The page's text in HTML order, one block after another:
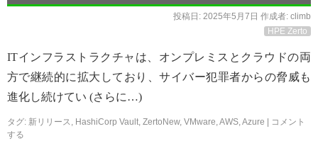
投稿日: 2025年5月7日 作成者: climb
HPE Zerto
ITインフラストラクチャは、オンプレミスとクラウドの両
方で継続的に拡大しており、サイバー犯罪者からの脅威も
進化し続けてい (さらに…)
タグ: 新リリース, HashiCorp Vault, ZertoNew, VMware,AWS,Azure
コメント
する